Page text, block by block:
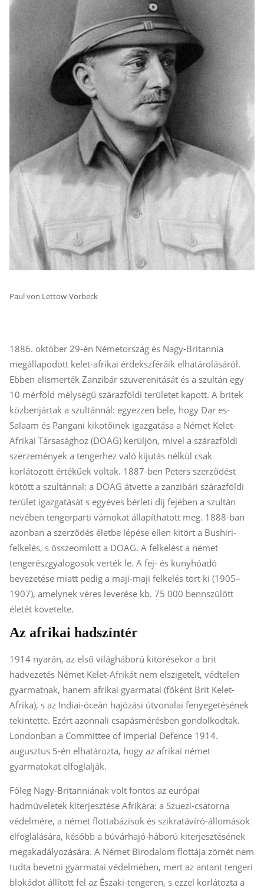
Paul von Lettow-Vorbeck
1886. október 29-én Németország és Nagy-Britannia
megállapodott kelet-afrikai érdekszféráik elhatárolásáról.
Ebben elismerték Zanzibár szuverenitását és a szultán egy
10 mérföld mélységű szárazföldi területet kapott. A britek
közbenjártak a szultánnál: egyezzen bele, hogy Dar es-
Salaam és Pangani kikötőinek igazgatása a Német Kelet-
Afrikai Társasághoz (DOAG) kerüljön, mivel a szárazföldi
szerzemények a tengerhez való kijutás nélkül csak
korlátozott értékűek voltak. 1887-ben Peters szerződést
kötött a szultánnal: a DOAG átvette a zanzibári szárazföldi
terület igazgatását s egyéves bérleti díj fejében a szultán
nevében tengerparti vámokat állapíthatott meg. 1888-ban
azonban a szerződés életbe lépése ellen kitört a Bushiri-
felkelés, s összeomlott a DOAG. A felkelést a német
tengerészgyalogosok verték le. A fej- és kunyhóadó
bevezetése miatt pedig a maji-maji felkelés tört ki (1905–
1907), amelynek véres leverése kb. 75 000 bennszülött
életét követelte.
Az afrikai hadszíntér
1914 nyarán, az első világháború kitörésekor a brit
hadvezetés Német Kelet-Afrikát nem elszigetelt, védtelen
gyarmatnak, hanem afrikai gyarmatai (főként Brit Kelet-
Afrika), s az Indiai-óceán hajózási útvonalai fenyegetésének
tekintette. Ezért azonnali csapásmérésben gondolkodtak.
Londonban a Committee of Imperial Defence 1914.
augusztus 5-én elhatározta, hogy az afrikai német
gyarmatokat elfoglalják.
Főleg Nagy-Britanniának volt fontos az európai
hadműveletek kiterjesztése Afrikára: a Szuezi-csatorna
védelmére, a német flottabázisok és szikratávíró-állomások
elfoglalására, később a búvárhajó-háború kiterjesztésének
megakadályozására. A Német Birodalom flottája zömét nem
tudta bevetni gyarmatai védelmében, mert az antant tengeri
blokádot állított fel az Északi-tengeren, s ezzel korlátozta a